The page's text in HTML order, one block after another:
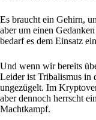
Es braucht ein Gehirn,
aber um einen
bedarf es dem Einsatz
Und wenn wir bereits
Leider ist Tribalismus in
ungezügelt. Im
aber dennoch herrscht
Machtkampf.